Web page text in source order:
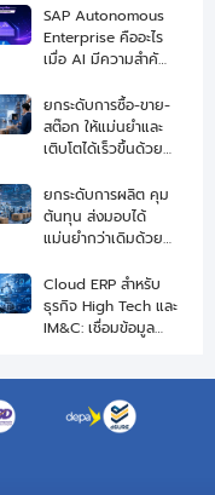
พร้อมขยายธุรกิจ
SAP Autonomous
Enterprise คืออะไร
เมื่อ AI มีความสำคัญ
ยกระดับการซื้อ-ขาย-
สต๊อก ให้แม่นยำและ
เติบโตได้เร็วขึ้นด้วย
ธุรกิจ Trading
ยกระดับการผลิต คุม
ต้นทุน ส่งมอบได้
แม่นยำกว่าเดิมด้วย
ธุรกิจอุตสาหกรรมรับ
ผลิต OEM
Cloud ERP สำหรับ
ธุรกิจ High Tech และ
IM&C: เชื่อมข้อมูล